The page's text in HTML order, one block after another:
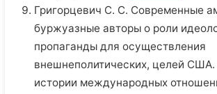
Григорцевич С. С. Современные
буржуазные авторы о роли
пропаганды для осуществления
внешнеполитических, целей
истории международных